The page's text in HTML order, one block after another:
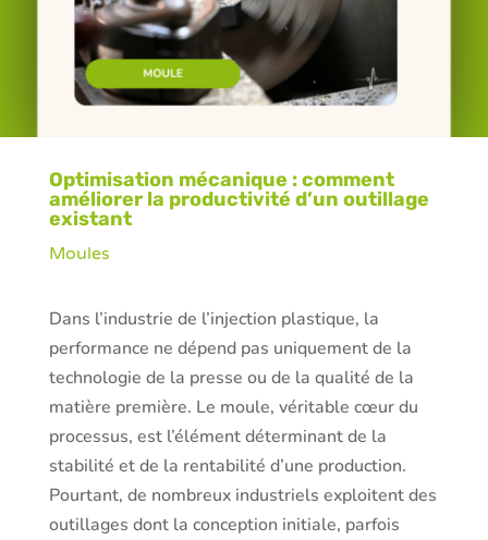
Optimisation mécanique : comment
améliorer la productivité d’un outillage
existant
Moules
Dans l’industrie de l’injection plastique, la
performance ne dépend pas uniquement de la
technologie de la presse ou de la qualité de la
matière première. Le moule, véritable cœur du
processus, est l’élément déterminant de la
stabilité et de la rentabilité d’une production.
Pourtant, de nombreux industriels exploitent des
outillages dont la conception initiale, parfois